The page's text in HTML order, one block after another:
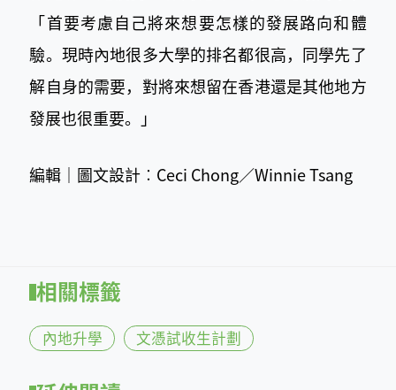
「首要考慮自己將來想要怎樣的發展路向和體
驗。現時內地很多大學的排名都很高，同學先了
解自身的需要，對將來想留在香港還是其他地方
發展也很重要。」
編輯｜圖文設計︰Ceci Chong／Winnie Tsang
相關標籤
內地升學 文憑試收生計劃